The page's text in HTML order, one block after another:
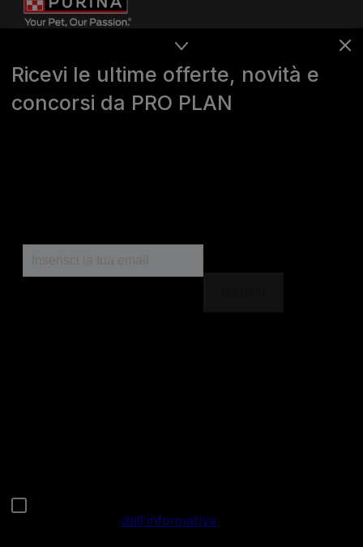
Ricevi le ultime offerte, novità e
concorsi da PRO PLAN
Seguici
Segnalazioni